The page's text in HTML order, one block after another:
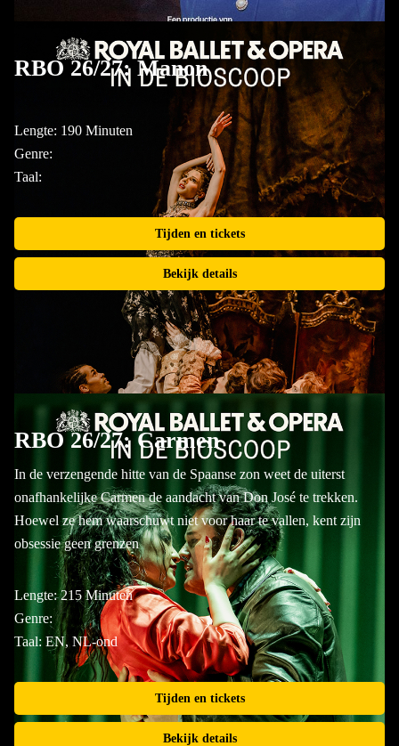
RBO 26/27: Manon
Lengte: 190 Minuten
Genre:
Taal:
Tijden en tickets
Bekijk details
RBO 26/27: Carmen
In de verzengende hitte van de Spaanse zon weet de uiterst
onafhankelijke Carmen de aandacht van Don José te trekken.
Hoewel ze hem waarschuwt niet voor haar te vallen, kent zijn
obsessie geen grenzen
Lengte: 215 Minuten
Genre:
Taal: EN, NL-ond
Tijden en tickets
Bekijk details